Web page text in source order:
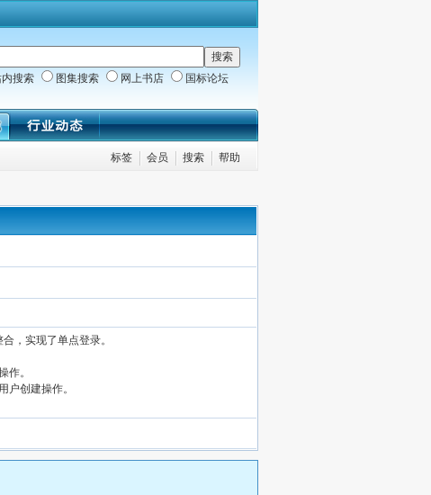
搜索 图集搜索 网上书店 国标论坛
标签 会员 搜索 帮助
，实现了单点登录。
作。
户创建操作。